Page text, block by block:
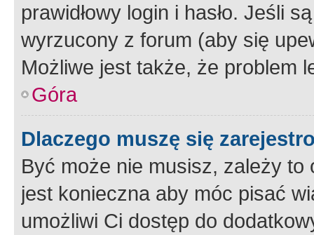
prawidłowy login i hasło. Jeśli
wyrzucony z forum (aby się
Możliwe jest także, że problem
Góra
Dlaczego muszę się
Być może nie musisz, zależy
jest konieczna aby móc pisać
umożliwi Ci dostęp do